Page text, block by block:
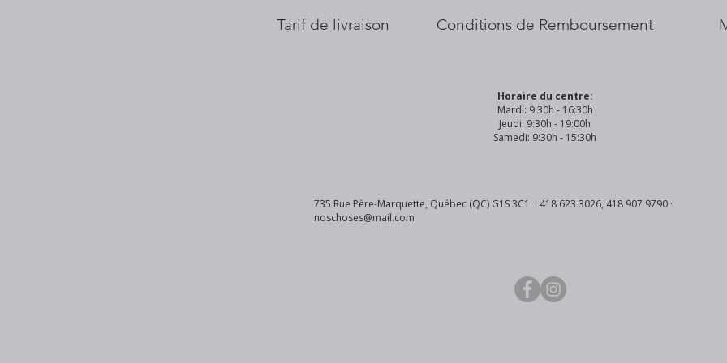
Tarif de livraison
Conditions de Remboursement
Horaire du centre:
Mardi: 9:30h - 16:30h
Jeudi: 9:30h - 19:00h
Samedi: 9:30h - 15:30h
735 Rue Père-Marquette, Québec (QC) G1S 3C1 · 418 623 3026, 418 907 9790 ·
noschoses@mail.com